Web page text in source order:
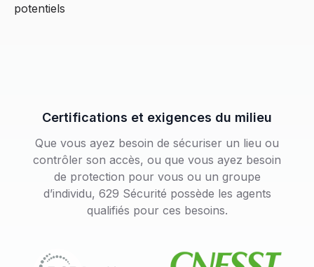
potentiels
Certifications et exigences du milieu
Que vous ayez besoin de sécuriser un lieu ou
contrôler son accès, ou que vous ayez besoin
de protection pour vous ou un groupe
d’individu, 629 Sécurité possède les agents
qualifiés pour ces besoins.